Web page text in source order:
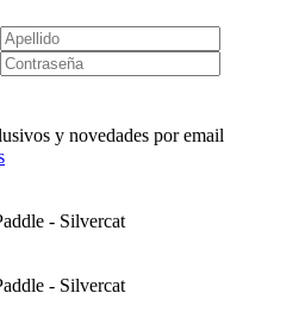
y novedades por email